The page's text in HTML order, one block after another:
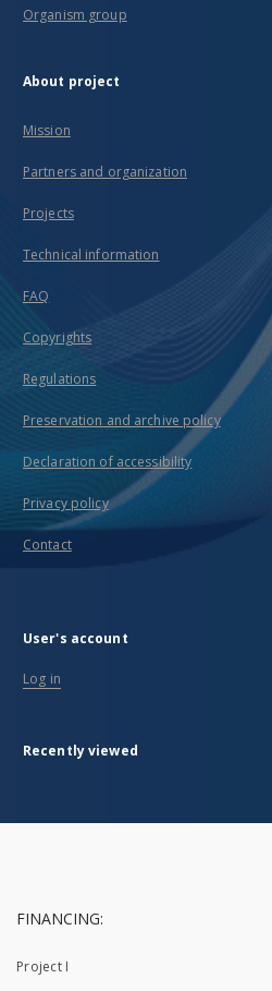
Organism group
About project
Mission
Partners and organization
Projects
Technical information
FAQ
Copyrights
Regulations
Preservation and archive policy
Declaration of accessibility
Privacy policy
Contact
User's account
Log in
Recently viewed
FINANCING:
Project I